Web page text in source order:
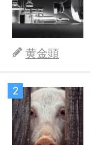
黄金頭
2